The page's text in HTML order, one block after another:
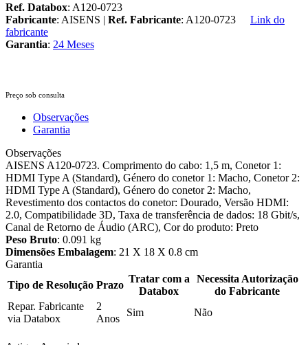
Ref. Databox: A120-0723
Fabricante: AISENS | Ref. Fabricante: A120-0723
Link do
fabricante
Garantia: 24 Meses
Preço sob consulta
Observações
Garantia
Observações
AISENS A120-0723. Comprimento do cabo: 1,5 m, Conetor 1:
HDMI Type A (Standard), Género do conetor 1: Macho, Conetor 2:
HDMI Type A (Standard), Género do conetor 2: Macho,
Revestimento dos contactos do conetor: Dourado, Versão HDMI:
2.0, Compatibilidade 3D, Taxa de transferência de dados: 18 Gbit/s,
Canal de Retorno de Áudio (ARC), Cor do produto: Preto
Peso Bruto: 0.091 kg
Dimensões Embalagem: 21 X 18 X 0.8 cm
Garantia
Tipo de Resolução Prazo
Tratar com a
Databox
Necessita Autorização
do Fabricante
Repar. Fabricante
via Databox
2
Anos
Sim Não